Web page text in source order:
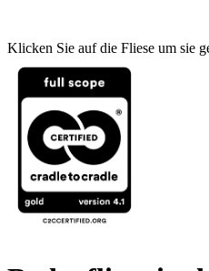
Klicken Sie auf die Fliese um sie